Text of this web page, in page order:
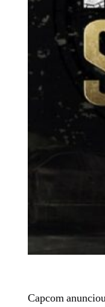
Capcom